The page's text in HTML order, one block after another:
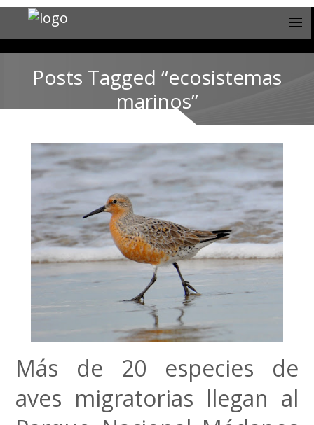
Posts Tagged “ecosistemas
marinos”
Más de 20 especies de
aves migratorias llegan al